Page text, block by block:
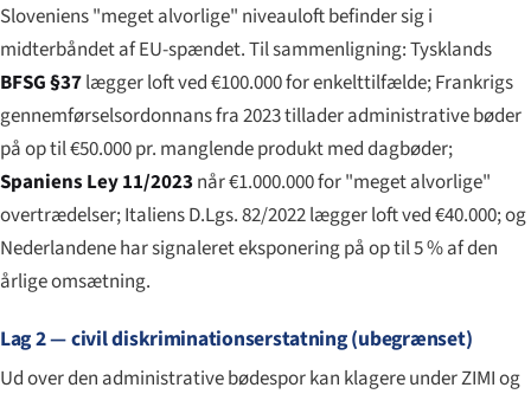
Sloveniens "meget alvorlige" niveauloft befinder sig i
midterbåndet af EU-spændet. Til sammenligning: Tysklands
BFSG §37lægger loft ved €100.000 for enkelttilfælde; Frankrigs
gennemførselsordonnans fra 2023 tillader administrative bøder
på op til €50.000 pr. manglende produkt med dagbøder;
Spaniens Ley 11/2023 når €1.000.000 for "meget alvorlige"
overtrædelser; Italiens D.Lgs. 82/2022 lægger loft ved €40.000; og
Nederlandene har signaleret eksponering på op til 5 % af den
årlige omsætning.
Lag 2 — civil diskriminationserstatning (ubegrænset)
Ud over den administrative bødespor kan klagere under ZIMI og